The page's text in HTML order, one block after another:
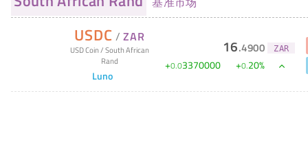
USDC /ZAR
USD Coin/South African
Rand
Luno
16.4900 ZAR
+0.03370000 +0.20%